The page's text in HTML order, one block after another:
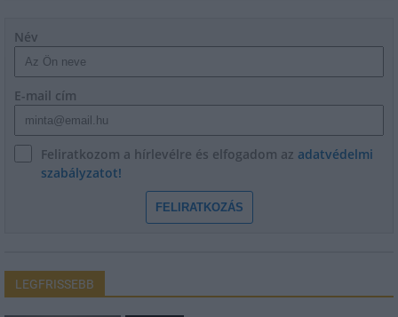
Név
E-mail cím
Feliratkozom a hírlevélre és elfogadom az adatvédelmi
szabályzatot!
FELIRATKOZÁS
LEGFRISSEBB